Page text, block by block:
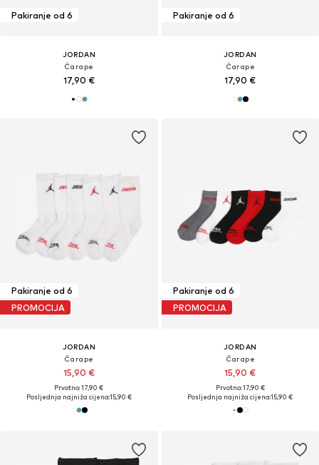
Pakiranje od 6
JORDAN
Čarape
17,90 €
Pakiranje od 6
JORDAN
Čarape
17,90 €
Pakiranje od 6
PROMOCIJA
JORDAN
Čarape
15,90 €
Prvotno: 17,90 €
Posljednja najniža cijena:15,90 €
Pakiranje od 6
PROMOCIJA
JORDAN
Čarape
15,90 €
Prvotno: 17,90 €
Posljednja najniža cijena:15,90 €